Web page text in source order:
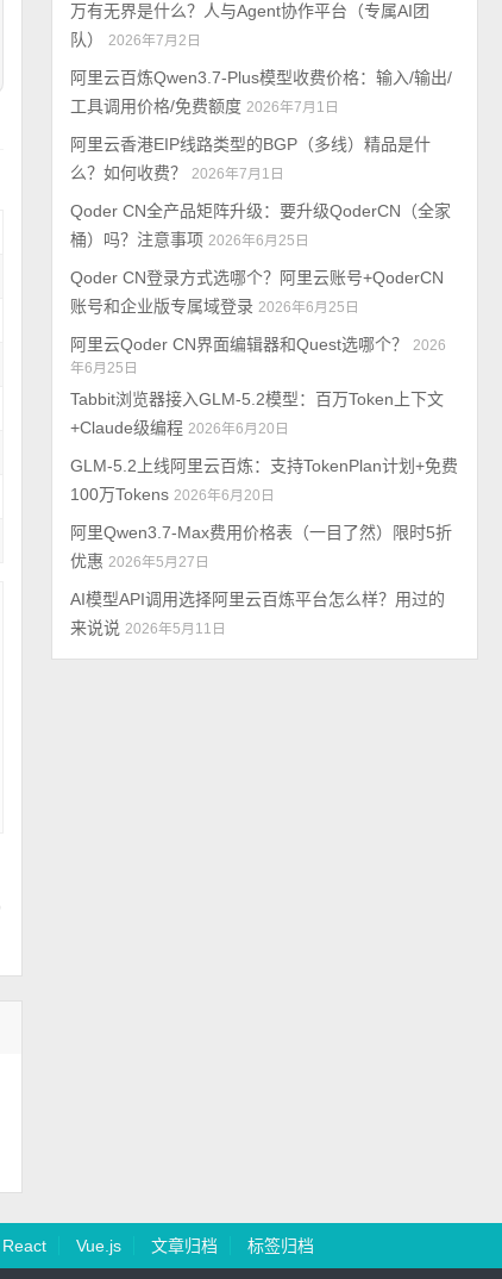
万有无界是什么？人与Agent协作平台（专属AI团
队）
2026年7月2日
阿里云百炼Qwen3.7-Plus模型收费价格：输入/输出/
工具调用价格/免费额度 2026年7月1日
阿里云香港EIP线路类型的BGP（多线）精品是什
么？如何收费？
2026年7月1日
Qoder CN全产品矩阵升级：要升级QoderCN（全家
桶）吗？注意事项 2026年6月25日
Qoder CN登录方式选哪个？阿里云账号+QoderCN
账号和企业版专属域登录 2026年6月25日
阿里云Qoder CN界面编辑器和Quest选哪个？
2026
年6月25日
Tabbit浏览器接入GLM-5.2模型：百万Token上下文
+Claude级编程 2026年6月20日
GLM-5.2上线阿里云百炼：支持TokenPlan计划+免费
100万Tokens 2026年6月20日
阿里Qwen3.7-Max费用价格表（一目了然）限时5折
优惠 2026年5月27日
AI模型API调用选择阿里云百炼平台怎么样？用过的
来说说 2026年5月11日
React Vue.js 文章归档 标签归档